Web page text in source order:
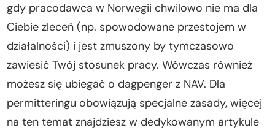
gdy pracodawca w Norwegii chwilowo nie ma dla
Ciebie zleceń (np. spowodowane przestojem w
działalności) i jest zmuszony by tymczasowo
zawiesić Twój stosunek pracy. Wówczas również
możesz się ubiegać o dagpenger z NAV. Dla
permitteringu obowiązują specjalne zasady, więcej
na ten temat znajdziesz w dedykowanym artykule